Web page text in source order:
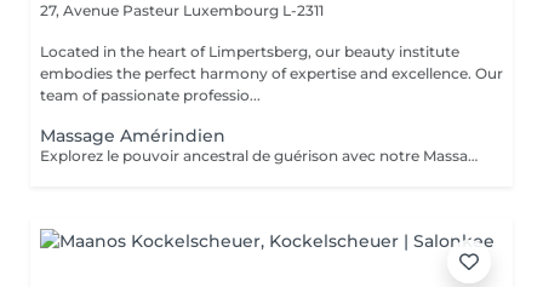
27, Avenue Pasteur Luxembourg L-2311
Located in the heart of Limpertsberg, our beauty institute
embodies the perfect harmony of expertise and excellence. Our
team of passionate professio...
Massage Amérindien
Explorez le pouvoir ancestral de guérison avec notre Massage Amérindien aux Pierres Chaudes. Plongez dans une expérience où la sagesse des traditions amérindiennes se marie à la chaleur bienfaisante des pierres. Les pierres chaudes, soigneusement positionnées le long de votre corps, libèrent une énergie apaisante qui soulage les tensions musculaires et stimule la circulation. Les mouvements rituels et les propriétés énergisantes des pierres créent une harmonie unique entre le physique et le spirituel. Laissez-vous emporter par la chaleur réconfortante et les bienfaits revitalisants de notre Massage Amérindien avec des pierres chaudes.